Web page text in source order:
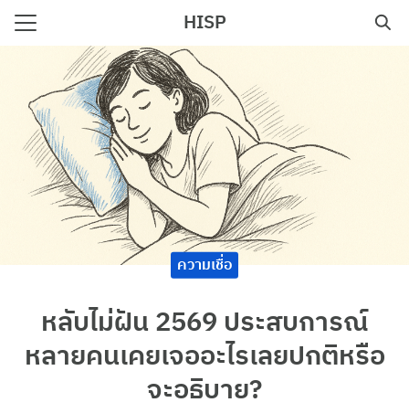
Skip
HISP
Search
ความเชื่อ
หลับไม่ฝัน 2569 ประสบการณ์
หลายคนเคยเจออะไรเลยปกติหรือ
จะอธิบาย?